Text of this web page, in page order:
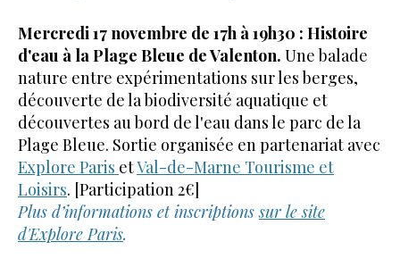
Mercredi 17 novembre de 17h à 19h30 : Histoire
d'eau à la Plage Bleue de Valenton. Une balade
nature entre expérimentations sur les berges,
découverte de la biodiversité aquatique et
découvertes au bord de l'eau dans le parc de la
Plage Bleue. Sortie organisée en partenariat avec
Explore Paris etVal-de-Marne Tourisme et
Loisirs. [Participation 2€]
Plus d’informations et inscriptionssur le site
d'Explore Paris.